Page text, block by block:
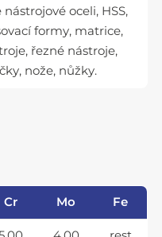
oceli, HSS,
formy, matrice,
řezné nástroje,
nože, nůžky.
Cr Mo Fe